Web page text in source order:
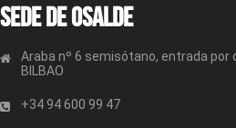
Sede de OSALDE
Araba nº 6 semisótano, entrada por
BILBAO
+34 94 600 99 47